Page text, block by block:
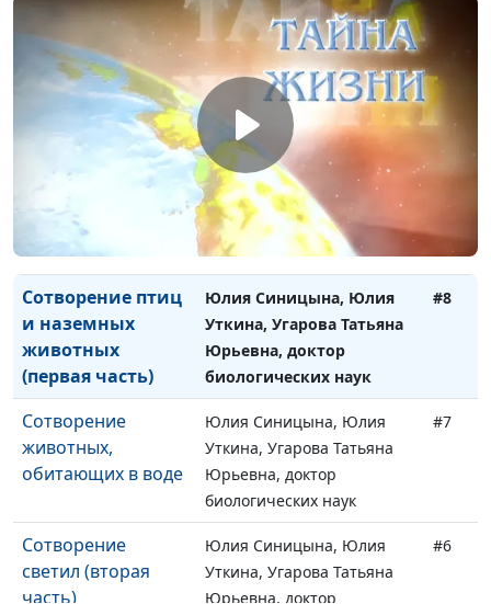
биологических наук
Сотворение
человека
Юлия Синицына, Юлия
Уткина, Угарова Татьяна
Юрьевна, доктор
биологических наук
Сотворение птиц и
животных (вторая
часть)
Юлия Синицына, Юлия
Уткина, Угарова Татьяна
Юрьевна, доктор
биологических наук
#9
Сотворение птиц
и наземных
животных
(первая часть)
Юлия Синицына, Юлия
Уткина, Угарова Татьяна
Юрьевна, доктор
биологических наук
#8
Сотворение
животных,
обитающих в воде
Юлия Синицына, Юлия
Уткина, Угарова Татьяна
Юрьевна, доктор
биологических наук
#7
Сотворение
светил (вторая
часть)
Юлия Синицына, Юлия
Уткина, Угарова Татьяна
Юрьевна, доктор
#6